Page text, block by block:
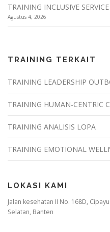
TRAINING INCLUSIVE
Agustus 4, 2026
TRAINING TERKAIT
TRAINING LEADERSHIP
TRAINING HUMAN-CENTRIC
TRAINING ANALISIS LOPA
TRAINING EMOTIONAL
LOKASI KAMI
Jalan kesehatan II No. 168D,
Selatan, Banten